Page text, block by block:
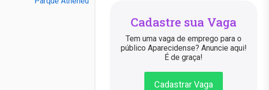
Cadastre sua Vaga
Tem uma vaga de emprego para o
público Aparecidense? Anuncie aqui!
É de graça!
Cadastrar Vaga